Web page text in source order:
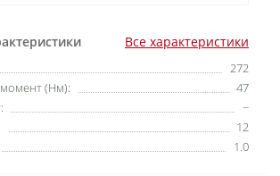
Все характеристики
272
(Нм):
47
−
12
1.0